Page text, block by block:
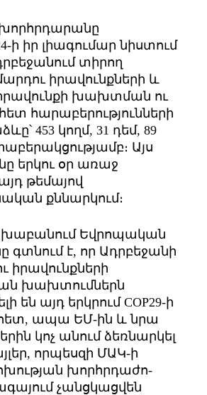
ի իր լիագումար նիստում
տիրող
իրավունքների և
խախտման ու
հարաբերությունների
453 կողմ, 31 դեմ, 89
Այս
երկու օր առաջ
թեմայով
քննարկում։
Եվրոպական
գտնում է, որ Ադրբեջանի
իրավունքների
խախտումներն
են այդ երկրում COP29-ի
ապա ԵՄ-ին և նրա
կոչ անում ձեռնարկել
որպեսզի ՄԱԿ-ի
խորհրդաժո­
չանցկացվեն